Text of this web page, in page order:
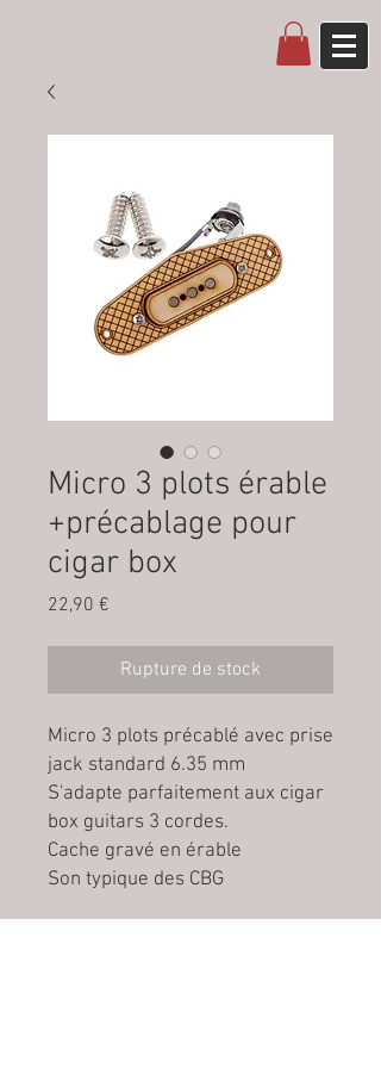
Micro 3 plots érable
+précablage pour
cigar box
22,90 €
Rupture de stock
Micro 3 plots précablé avec prise
jack standard 6.35 mm
S'adapte parfaitement aux cigar
box guitars 3 cordes.
Cache gravé en érable
Son typique des CBG